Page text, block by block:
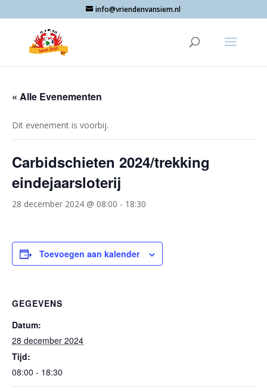
info@vriendenvansiem.nl
« Alle Evenementen
Dit evenement is voorbij.
Carbidschieten 2024/trekking
eindejaarsloterij
28 december 2024 @ 08:00 - 18:30
Toevoegen aan kalender
GEGEVENS
Datum:
28 december 2024
Tijd:
08:00 - 18:30